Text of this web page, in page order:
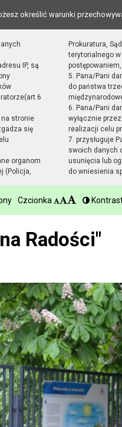
określić warunki
IP, są
na stronie
się
organom
(Policja,
Prokuratura,
terytorialnego
postępowaniem,
5. Pana/Pani
do państwa
6. Pana/Pani
wyłącznie
realizacji celu
7. przysługuje
swoich danych
usunięcia lub
do wniesienia
Czcionka
Radości"